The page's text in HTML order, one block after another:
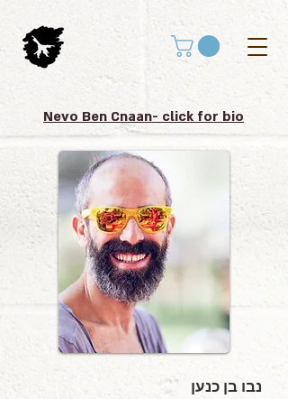
Nevo Ben Cnaan- click for bio
נבו בן כנען